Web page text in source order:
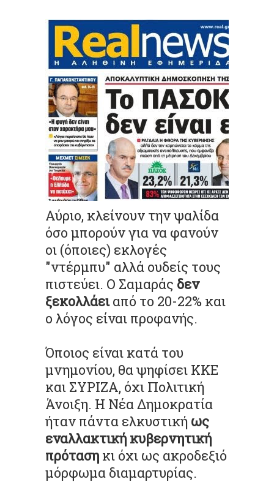
Αύριο, κλείνουν την ψαλίδα
όσο μπορούν για να φανούν
οι (όποιες) εκλογές
"ντέρμπυ" αλλά ουδείς τους
πιστεύει. Ο Σαμαράς δεν
ξεκολλάειαπό το 20-22% και
ο λόγος είναι προφανής.
Όποιος είναι κατά του
μνημονίου, θα ψηφίσει ΚΚΕ
και ΣΥΡΙΖΑ, όχι Πολιτική
Άνοιξη. Η Νέα Δημοκρατία
ήταν πάντα ελκυστική ως
εναλλακτική κυβερνητική
πρόταση κι όχι ως ακροδεξιό
μόρφωμα διαμαρτυρίας.